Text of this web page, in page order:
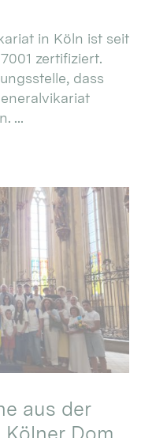
in Köln ist seit
zertifiziert.
dass
...
aus der